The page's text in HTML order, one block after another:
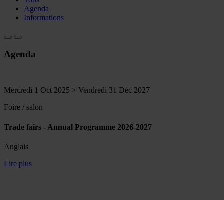
Agenda
Informations
Agenda
Mercredi 1 Oct 2025 > Vendredi 31 Déc 2027
Foire / salon
Trade fairs - Annual Programme 2026-2027
Anglais
Lire plus